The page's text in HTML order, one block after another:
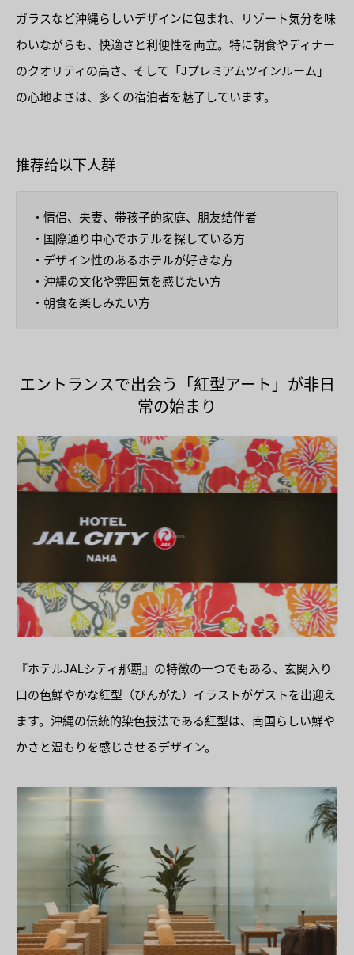
ガラスなど沖縄らしいデザインに包まれ、リゾート気分を味
わいながらも、快適さと利便性を両立。特に朝食やディナー
のクオリティの高さ、そして「Jプレミアムツインルーム」
の心地よさは、多くの宿泊者を魅了しています。
推荐给以下人群
・情侣、夫妻、带孩子的家庭、朋友结伴者
・国際通り中心でホテルを探している方
・デザイン性のあるホテルが好きな方
・沖縄の文化や雰囲気を感じたい方​
・朝食を楽しみたい方
エントランスで出会う「紅型アート」が非日
常の始まり
『ホテルJALシティ那覇』の特徴の一つでもある、玄関入り
口の色鮮やかな紅型（びんがた）イラストがゲストを出迎え
ます。沖縄の伝統的染色技法である紅型は、南国らしい鮮や
かさと温もりを感じさせるデザイン。